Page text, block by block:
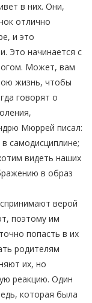
в них. Они,
отлично
и это
Это начинается с
Может, вам
жизнь, чтобы
говорят о
Мюррей писал:
самодисциплине;
видеть наших
в образ
верой
поэтому им
попасть в их
родителям
их, но
реакцию. Один
которая была